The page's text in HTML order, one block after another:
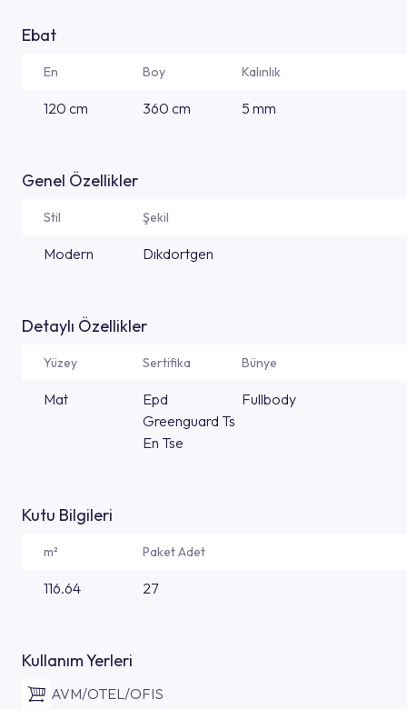
Ebat
En Boy Kalınlık
120 cm 360 cm 5 mm
Genel Özellikler
Stil Şekil
Modern Dıkdortgen
Detaylı Özellikler
Yüzey Sertifika Bünye
Mat
Epd
Greenguard Ts
En Tse
Fullbody
Kutu Bilgileri
m² Paket Adet
116.64 27
Kullanım Yerleri
AVM/OTEL/OFIS